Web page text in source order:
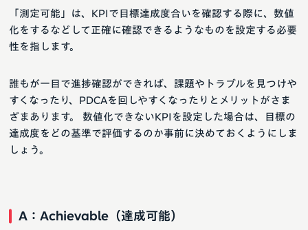
「測定可能」は、KPIで目標達成度合いを確認する際に、数値
化をするなどして正確に確認できるようなものを設定する必要
性を指します。
誰もが一目で進捗確認ができれば、課題やトラブルを見つけや
すくなったり、PDCAを回しやすくなったりとメリットがさま
ざまあります。 数値化できないKPIを設定した場合は、目標の
達成度をどの基準で評価するのか事前に決めておくようにしま
しょう。
A：Achievable（達成可能）